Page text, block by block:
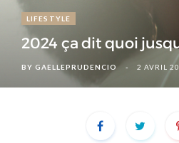
LIFESTYLE
2024 ça dit quoi
BY GAELLEPRUDENCIO 2 AVRIL